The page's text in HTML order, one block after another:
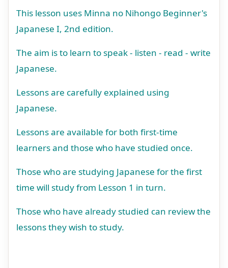
This lesson uses Minna no Nihongo Beginner's
Japanese I, 2nd edition.
The aim is to learn to speak - listen - read - write
Japanese.
Lessons are carefully explained using
Japanese.
Lessons are available for both first-time
learners and those who have studied once.
Those who are studying Japanese for the first
time will study from Lesson 1 in turn.
Those who have already studied can review the
lessons they wish to study.